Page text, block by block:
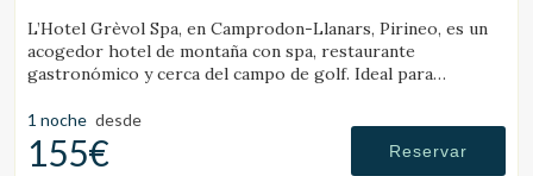
L’Hotel Grèvol Spa, en Camprodon-Llanars, Pirineo, es un
acogedor hotel de montaña con spa, restaurante
gastronómico y cerca del campo de golf. Ideal para
1 noche desde
155€ Reservar